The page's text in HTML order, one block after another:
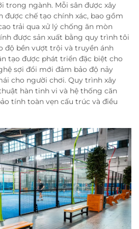
trong ngành. Mỗi sân được xây
được chế tạo chính xác, bao gồm
trải qua xử lý chống ăn mòn
được sản xuất bằng quy trình tôi
độ bền vượt trội và truyền ánh
tạo được phát triển đặc biệt cho
sợi đổi mới đảm bảo độ nảy
cho người chơi. Quy trình xây
hàn tinh vi và hệ thống căn
tính toàn vẹn cấu trúc và điều